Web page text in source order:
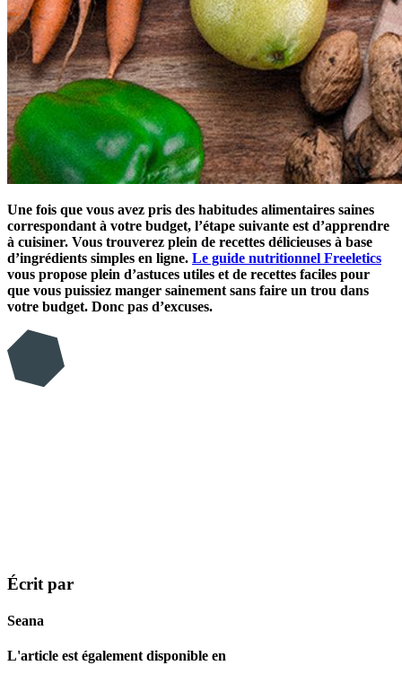
Une fois que vous avez pris des habitudes alimentaires saines
correspondant à votre budget, l’étape suivante est d’apprendre
à cuisiner. Vous trouverez plein de recettes délicieuses à base
d’ingrédients simples en ligne. Le guide nutritionnel Freeletics
vous propose plein d’astuces utiles et de recettes faciles pour
que vous puissiez manger sainement sans faire un trou dans
votre budget. Donc pas d’excuses.
Écrit par
Seana
L'article est également disponible en